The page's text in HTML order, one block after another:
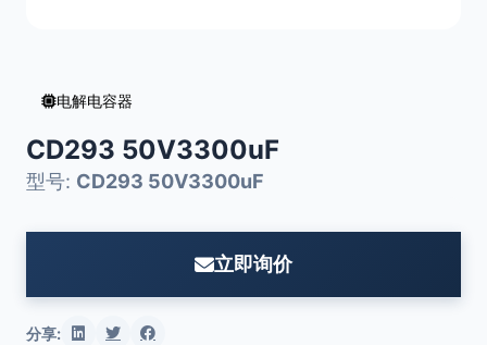
电解电容器
CD293 50V3300uF
型号: CD293 50V3300uF
立即询价
分享: